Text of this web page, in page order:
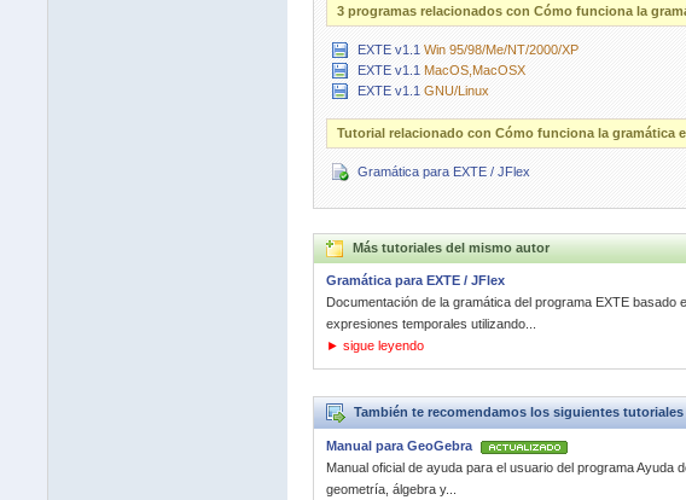
3 programas relacionados con Cómo funciona la
EXTE v1.1 Win 95/98/Me/NT/2000/XP
EXTE v1.1 MacOS,MacOSX
EXTE v1.1 GNU/Linux
Tutorial relacionado con Cómo funciona la gramática
Gramática para EXTE / JFlex
Más tutoriales del mismo autor
Gramática para EXTE / JFlex
Documentación de la gramática del programa EXTE
expresiones temporales utilizando...
► sigue leyendo
También te recomendamos los siguientes tutoriales
Manual para GeoGebra
Manual oficial de ayuda para el usuario del programa
geometría, álgebra y...